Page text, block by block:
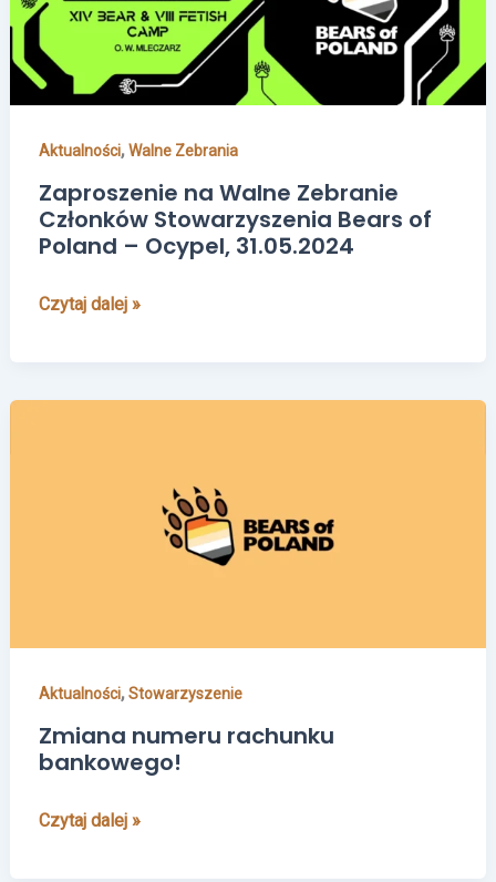
Aktualności,Walne Zebrania
Zaproszenie na Walne Zebranie
Członków Stowarzyszenia Bears of
Poland – Ocypel, 31.05.2024
Stowarzyszenia
Bears
of
Poland
Ocypel,
31.05.2024
Czytaj dalej »
Aktualności,Stowarzyszenie
Zmiana numeru rachunku
bankowego!
Czytaj dalej »